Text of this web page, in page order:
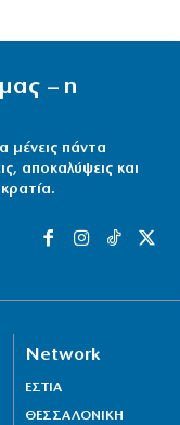
– η
μένεις πάντα
αποκαλύψεις και
Network
ΕΣΤΙΑ
ΘΕΣΣΑΛΟΝΙΚΗ